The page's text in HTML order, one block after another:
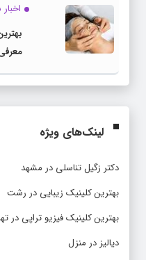
لینک‌های ویژه
دکتر زگیل تناسلی در مشهد
بهترین کلینیک زیبایی در رشت
بهترین کلینیک فیزیو تراپی در
دیالیز در منزل